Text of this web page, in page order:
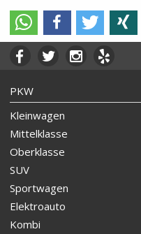
PKW
Kleinwagen
Mittelklasse
Oberklasse
SUV
Sportwagen
Elektroauto
Kombi